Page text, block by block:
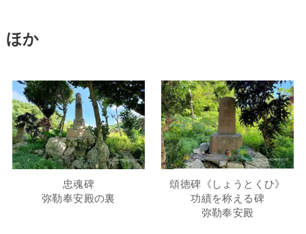
ほか
忠魂碑
弥勒奉安殿の裏
頌徳碑《しょうとくひ》
功績を称える碑
弥勒奉安殿